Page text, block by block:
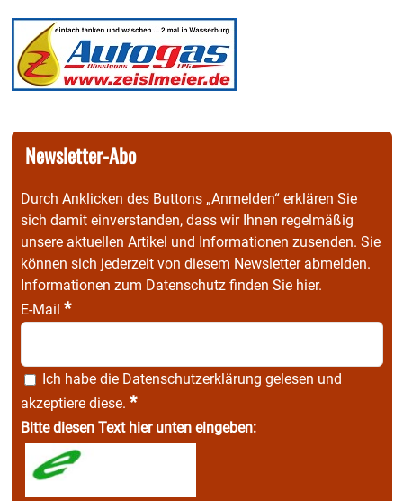
Newsletter-Abo
Durch Anklicken des Buttons „Anmelden“ erklären Sie
sich damit einverstanden, dass wir Ihnen regelmäßig
unsere aktuellen Artikel und Informationen zusenden. Sie
können sich jederzeit von diesem Newsletter abmelden.
Informationen zum Datenschutz finden Sie hier.
E-Mail *
Ich habe die Datenschutzerklärung gelesen und
akzeptiere diese. *
Bitte diesen Text hier unten eingeben: